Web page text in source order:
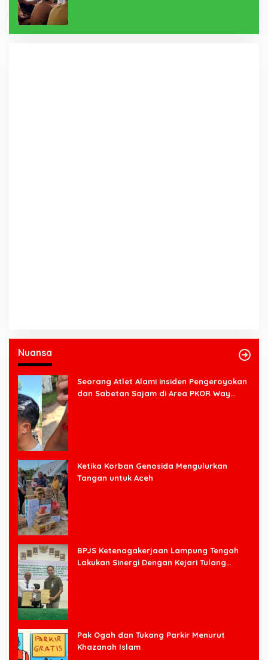
Nuansa
Seorang Atlet Alami insiden Pengeroyokan
dan Sabetan Sajam di Area PKOR Way
Ketika Korban Genosida Mengulurkan
Tangan untuk Aceh
BPJS Ketenagakerjaan Lampung Tengah
Lakukan Sinergi Dengan Kejari Tulang
Pak Ogah dan Tukang Parkir Menurut
Khazanah Islam